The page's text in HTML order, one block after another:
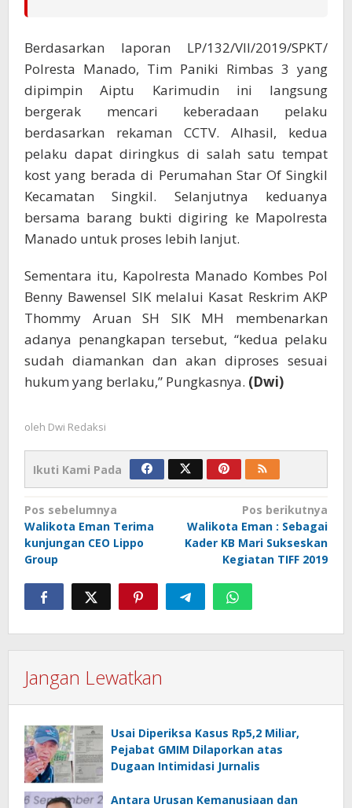
Berdasarkan laporan LP/132/VII/2019/SPKT/
Polresta Manado, Tim Paniki Rimbas 3 yang
dipimpin Aiptu Karimudin ini langsung
bergerak mencari keberadaan pelaku
berdasarkan rekaman CCTV. Alhasil, kedua
pelaku dapat diringkus di salah satu tempat
kost yang berada di Perumahan Star Of Singkil
Kecamatan Singkil. Selanjutnya keduanya
bersama barang bukti digiring ke Mapolresta
Manado untuk proses lebih lanjut.
Sementara itu, Kapolresta Manado Kombes Pol
Benny Bawensel SIK melalui Kasat Reskrim AKP
Thommy Aruan SH SIK MH membenarkan
adanya penangkapan tersebut, “kedua pelaku
sudah diamankan dan akan diproses sesuai
hukum yang berlaku,” Pungkasnya. (Dwi)
oleh Dwi Redaksi
Ikuti Kami Pada
Navigasi
pos
Pos sebelumnya
Walikota Eman Terima
kunjungan CEO Lippo
Group
Pos berikutnya
Walikota Eman : Sebagai
Kader KB Mari Sukseskan
Kegiatan TIFF 2019
Jangan Lewatkan
Usai Diperiksa Kasus Rp5,2 Miliar,
Pejabat GMIM Dilaporkan atas
Dugaan Intimidasi Jurnalis
Antara Urusan Kemanusiaan dan